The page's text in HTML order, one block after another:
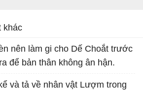
khác
nên làm gi cho Dế Choắt trước
để bản thân không ân hận.
và tả về nhân vật Lượm trong